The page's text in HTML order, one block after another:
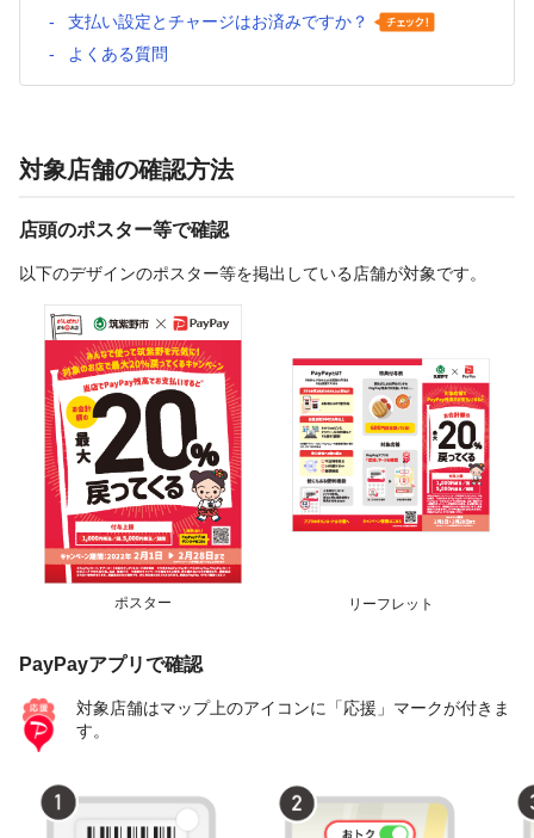
支払い設定とチャージはお済みですか？
よくある質問
対象店舗の確認方法
店頭のポスター等で確認
以下のデザインのポスター等を掲出している店舗が対象です。
ポスター リーフレット
PayPayアプリで確認
対象店舗はマップ上のアイコンに「応援」マークが付きま
す。